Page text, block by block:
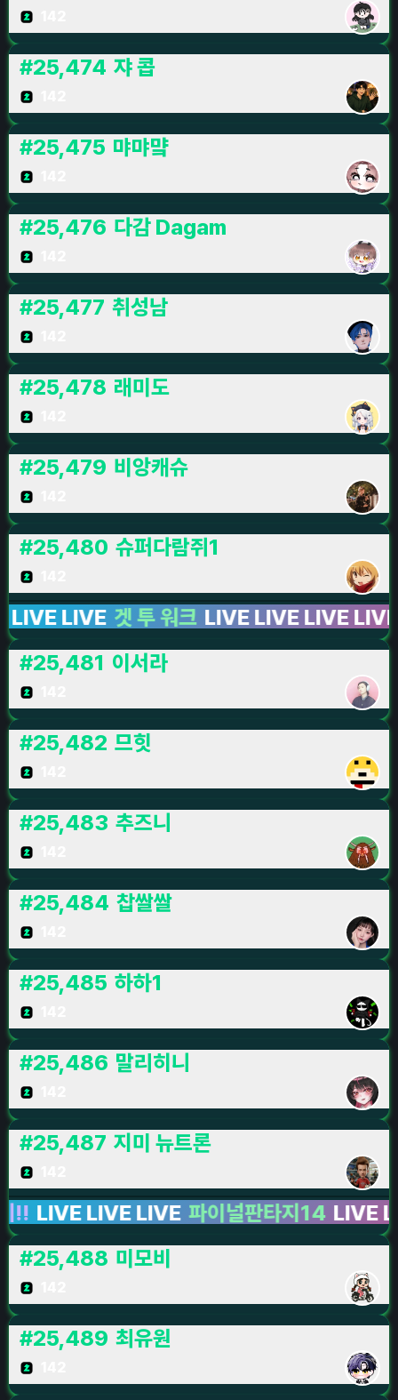
#25,474 쟈 콥
#25,475 먀먀먘
#25,476 다감 Dagam
#25,477 취성남
#25,478 래미도
#25,479 비앙캐슈
#25,480 슈퍼다람쥐1
LIVE 겟 투 워크 LIVE LIVE LIVE LIVE
#25,481 이서라
#25,482 므힛
#25,483 추즈니
#25,484 찹쌀쌀
#25,485 하하1
#25,486 말리히니
#25,487 지미 뉴트론
LIVE LIVE 파이널판타지14 LIVE LIVE
#25,488 미모비
#25,489 최유원